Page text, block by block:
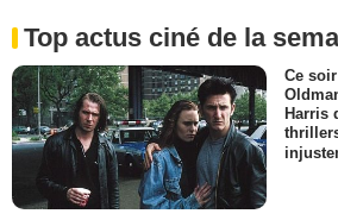
Top actus ciné de la
Ce
Harris